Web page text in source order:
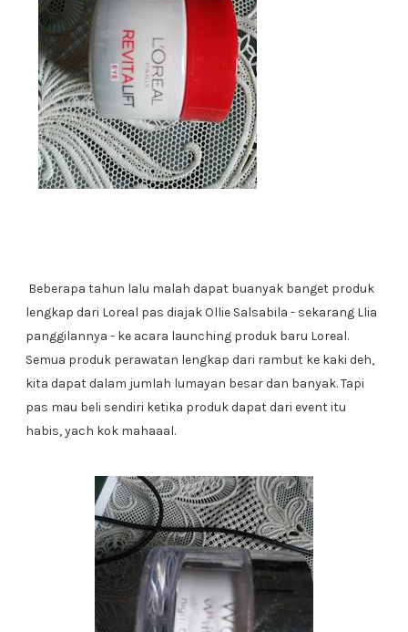
Beberapa tahun lalu malah dapat buanyak banget produk
lengkap dari Loreal pas diajak Ollie Salsabila - sekarang Llia
panggilannya - ke acara launching produk baru Loreal.
Semua produk perawatan lengkap dari rambut ke kaki deh,
kita dapat dalam jumlah lumayan besar dan banyak. Tapi
pas mau beli sendiri ketika produk dapat dari event itu
habis, yach kok mahaaal.